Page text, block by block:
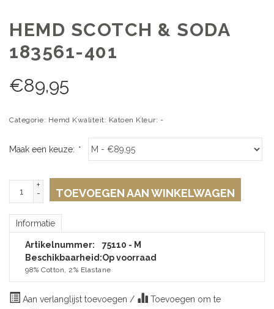
HEMD SCOTCH & SODA
183561-401
€89,95
Categorie: Hemd Kwaliteit: Katoen Kleur: -
Maak een keuze: *
+
-
TOEVOEGEN AAN WINKELWAGEN
Informatie
Artikelnummer:
75110 - M
Beschikbaarheid:Op voorraad
98% Cotton, 2% Elastane
Aan verlanglijst toevoegen /
Toevoegen om te